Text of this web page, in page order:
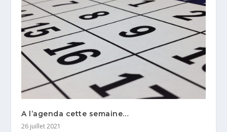
A l’agenda cette semaine…
26 juillet 2021